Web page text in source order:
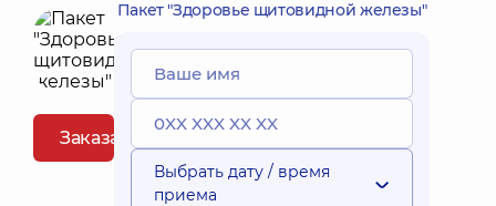
Заказать пакет
Пакет "Здоровье щитовидной железы"
Выбрать дату / время
приема